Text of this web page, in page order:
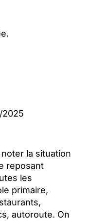
2025
la situation
reposant
les
primaire,
autoroute. On